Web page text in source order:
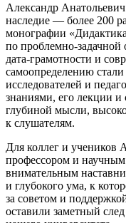
Александр
наследие — более 200
монографии
по проблемно-задачной
дата-грамотности и
самоопределению
исследователей и
знаниями, его лекции и
глубиной мысли,
к слушателям.
Для коллег и учеников
профессором и
внимательным
и глубокого ума, к
за советом и
оставили заметный